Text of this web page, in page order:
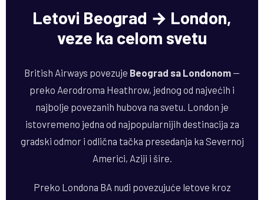
Letovi Beograd → London,
veze ka celom svetu
British Airways povezuje Beograd sa Londonom —
preko Aerodroma Heathrow, jednog od najvećih i
najbolje povezanih hubova na svetu. London je
istovremeno jedna od najpopularnijih destinacija za
gradski odmor i odlična tačka presedanja ka Severnoj
Americi, Aziji i šire.
Preko Londona BA nudi povezujuće letove kroz